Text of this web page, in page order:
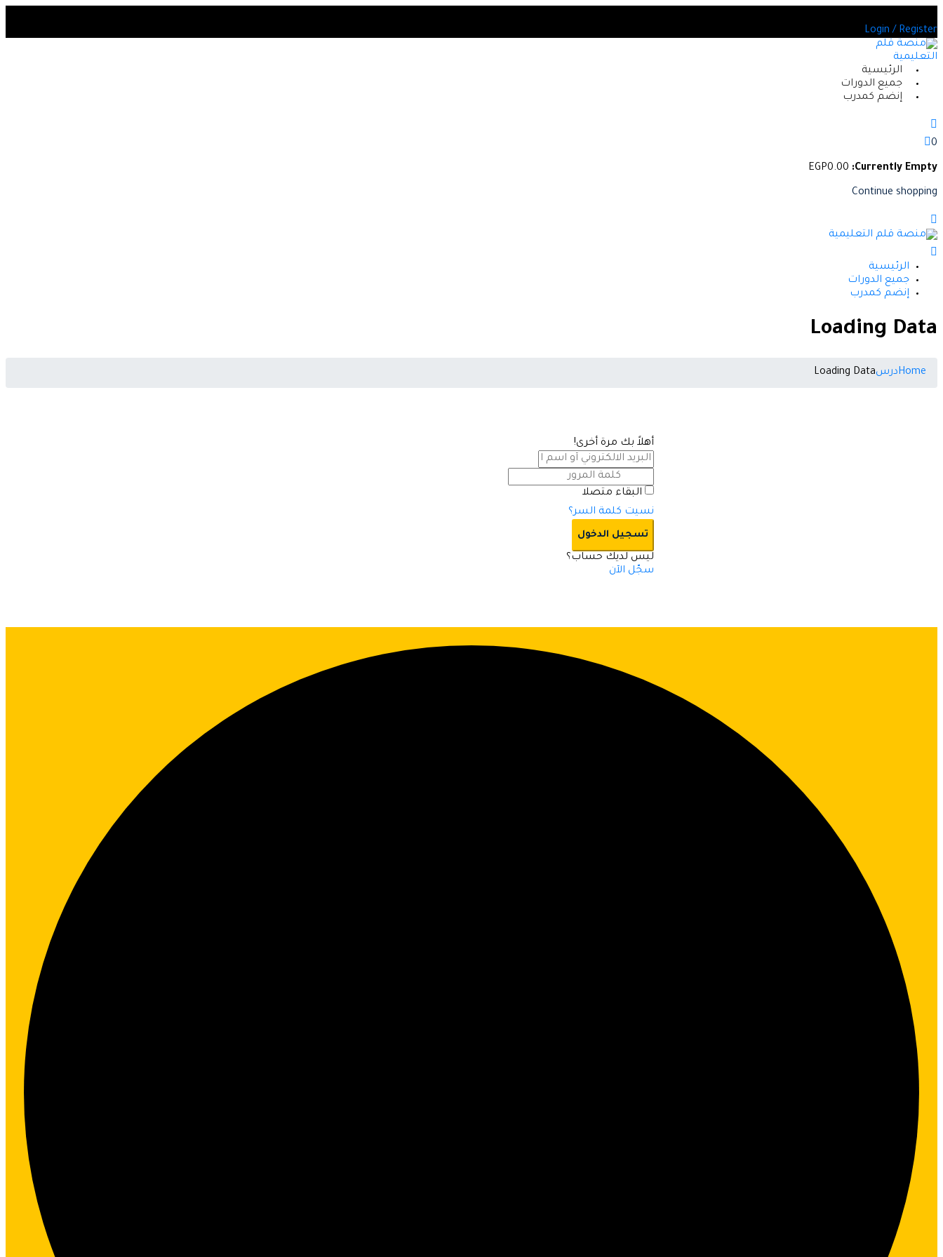
to
content
Login / Register
الرئيسية
جميع الدورات
إنضم كمدرب
0
Currently Empty:
EGP0.00
Continue shopping
الرئيسية
جميع الدورات
إنضم كمدرب
Loading Data
HomeدرسLoading Data
أهلاً بك مرة أخرى!
البقاء متصلا
نسيت كلمة السر؟
تسجيل الدخول
ليس لديك حساب؟
سجّل الآن